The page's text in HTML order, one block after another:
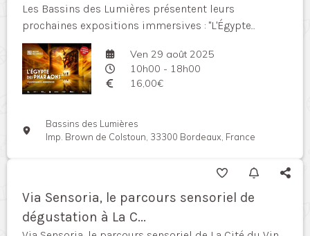
Les Bassins des Lumières présentent leurs
prochaines expositions immersives : "L'Égypte...
Ven 29 août 2025
10h00 - 18h00
16,00€
Bassins des Lumières
Imp. Brown de Colstoun, 33300 Bordeaux, France
Via Sensoria, le parcours sensoriel de
dégustation à La C...